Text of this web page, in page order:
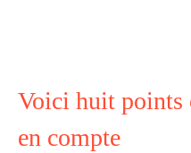
Voici huit points
en compte